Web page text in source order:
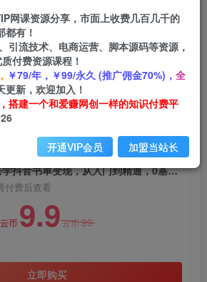
费 正文
爸学抖音书单变现，从入门到精
教程
关注 私信
跟着抖音博主陈奶爸学抖音书单变现，从入门到精通，0基础抖音赚钱教程
付费后查看
云币 9.9云币99
立即购买
网课资源分享，市面上收费几百几千的
都有！
引流技术、电商运营、脚本源码等资源，
付费资源课程！
￥79/年，￥99/永久 (推广佣金70%)， 全
更新，欢迎加入！
搭建一个和爱赚网创一样的知识付费平
开通VIP会员 加盟当站长